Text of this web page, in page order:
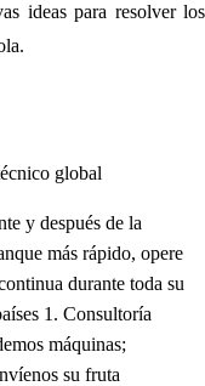
ideas para resolver los
global
y después de la
más rápido, opere
durante toda su
1. Consultoría
máquinas;
su fruta